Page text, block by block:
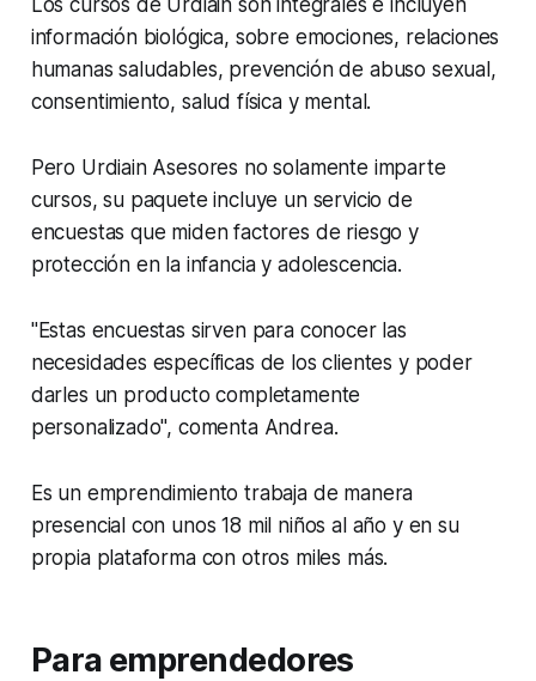
información biológica, sobre emociones, relaciones
humanas saludables, prevención de abuso sexual,
consentimiento, salud física y mental.
Pero Urdiain Asesores no solamente imparte
cursos, su paquete incluye un servicio de
encuestas que miden factores de riesgo y
protección en la infancia y adolescencia.
"Estas encuestas sirven para conocer las
necesidades específicas de los clientes y poder
darles un producto completamente
personalizado", comenta Andrea.
Es un emprendimiento trabaja de manera
presencial con unos 18 mil niños al año y en su
propia plataforma con otros miles más.
Para emprendedores